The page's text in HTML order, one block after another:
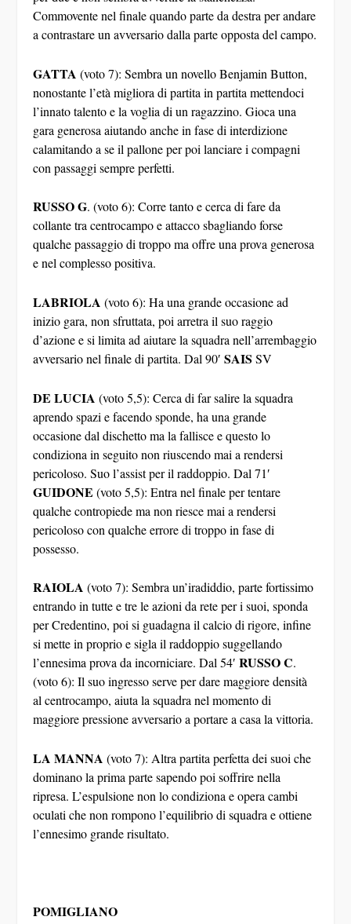
Commovente nel finale quando parte da destra per andare
a contrastare un avversario dalla parte opposta del campo.
GATTA (voto 7): Sembra un novello Benjamin Button,
nonostante l’età migliora di partita in partita mettendoci
l’innato talento e la voglia di un ragazzino. Gioca una
gara generosa aiutando anche in fase di interdizione
calamitando a se il pallone per poi lanciare i compagni
con passaggi sempre perfetti.
RUSSO G. (voto 6): Corre tanto e cerca di fare da
collante tra centrocampo e attacco sbagliando forse
qualche passaggio di troppo ma offre una prova generosa
e nel complesso positiva.
LABRIOLA (voto 6): Ha una grande occasione ad
inizio gara, non sfruttata, poi arretra il suo raggio
d’azione e si limita ad aiutare la squadra nell’arrembaggio
avversario nel finale di partita. Dal 90′SAIS SV
DE LUCIA (voto 5,5): Cerca di far salire la squadra
aprendo spazi e facendo sponde, ha una grande
occasione dal dischetto ma la fallisce e questo lo
condiziona in seguito non riuscendo mai a rendersi
pericoloso. Suo l’assist per il raddoppio. Dal 71′
GUIDONE (voto 5,5): Entra nel finale per tentare
qualche contropiede ma non riesce mai a rendersi
pericoloso con qualche errore di troppo in fase di
possesso.
RAIOLA (voto 7): Sembra un’iradiddio, parte fortissimo
entrando in tutte e tre le azioni da rete per i suoi, sponda
per Credentino, poi si guadagna il calcio di rigore, infine
si mette in proprio e sigla il raddoppio suggellando
l’ennesima prova da incorniciare. Dal 54′RUSSO C.
(voto 6): Il suo ingresso serve per dare maggiore densità
al centrocampo, aiuta la squadra nel momento di
maggiore pressione avversario a portare a casa la vittoria.
LA MANNA (voto 7): Altra partita perfetta dei suoi che
dominano la prima parte sapendo poi soffrire nella
ripresa. L’espulsione non lo condiziona e opera cambi
oculati che non rompono l’equilibrio di squadra e ottiene
l’ennesimo grande risultato.
POMIGLIANO